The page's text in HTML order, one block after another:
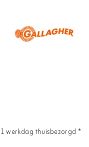
werkdag thuisbezorgd *